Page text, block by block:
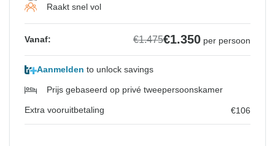
Raakt snel vol
Vanaf: €1.475€1.350 per persoon
Aanmelden to unlock savings
Prijs gebaseerd op privé tweepersoonskamer
Extra vooruitbetaling €106